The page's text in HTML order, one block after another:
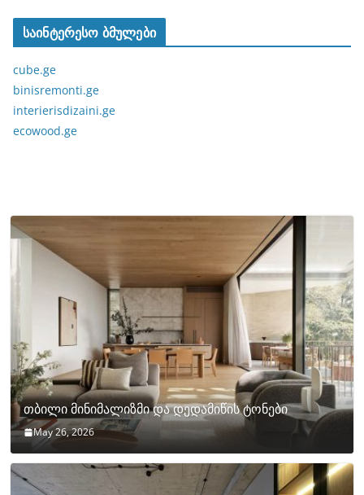
საინტერესო ბმულები
cube.ge
binisremonti.ge
interierisdizaini.ge
ecowood.ge
თბილი მინიმალიზმი და დედამიწის ტონები
May 26, 2026